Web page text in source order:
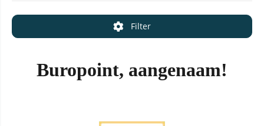
Filter
Buropoint, aangenaam!